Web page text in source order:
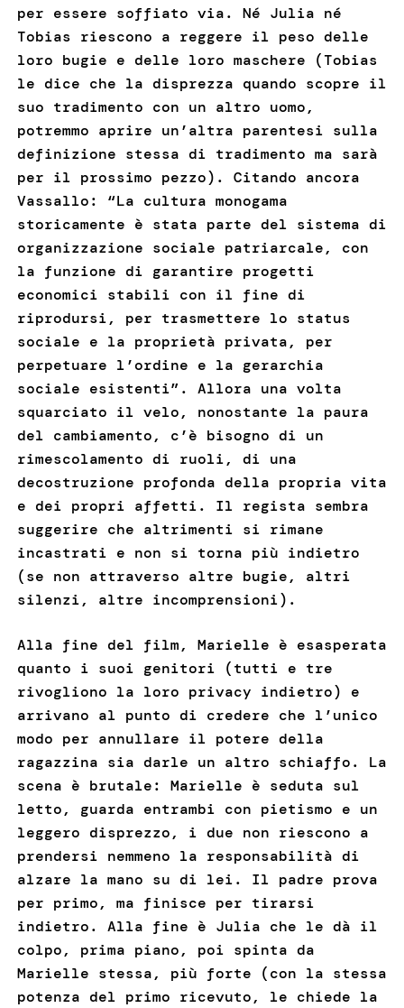
per essere soffiato via. Né Julia né
Tobias riescono a reggere il peso delle
loro bugie e delle loro maschere (Tobias
le dice che la disprezza quando scopre il
suo tradimento con un altro uomo,
potremmo aprire un’altra parentesi sulla
definizione stessa di tradimento ma sarà
per il prossimo pezzo). Citando ancora
Vassallo: “La cultura monogama
storicamente è stata parte del sistema di
organizzazione sociale patriarcale, con
la funzione di garantire progetti
economici stabili con il fine di
riprodursi, per trasmettere lo status
sociale e la proprietà privata, per
perpetuare l’ordine e la gerarchia
sociale esistenti”. Allora una volta
squarciato il velo, nonostante la paura
del cambiamento, c’è bisogno di un
rimescolamento di ruoli, di una
decostruzione profonda della propria vita
e dei propri affetti. Il regista sembra
suggerire che altrimenti si rimane
incastrati e non si torna più indietro
(se non attraverso altre bugie, altri
silenzi, altre incomprensioni).
Alla fine del film, Marielle è esasperata
quanto i suoi genitori (tutti e tre
rivogliono la loro privacy indietro) e
arrivano al punto di credere che l’unico
modo per annullare il potere della
ragazzina sia darle un altro schiaffo. La
scena è brutale: Marielle è seduta sul
letto, guarda entrambi con pietismo e un
leggero disprezzo, i due non riescono a
prendersi nemmeno la responsabilità di
alzare la mano su di lei. Il padre prova
per primo, ma finisce per tirarsi
indietro. Alla fine è Julia che le dà il
colpo, prima piano, poi spinta da
Marielle stessa, più forte (con la stessa
potenza del primo ricevuto, le chiede la